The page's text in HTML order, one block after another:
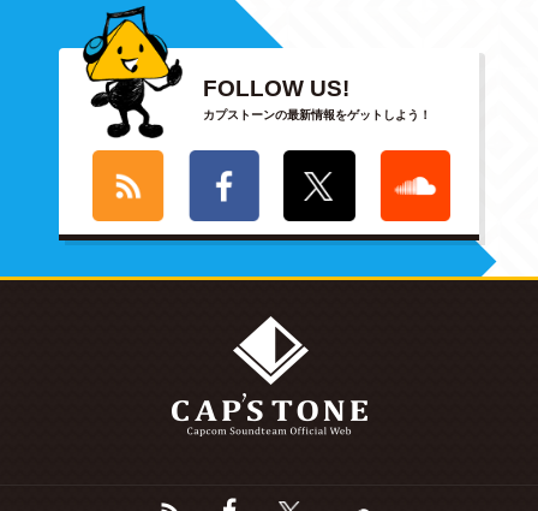
FOLLOW US!
カプストーンの最新情報をゲットしよう！